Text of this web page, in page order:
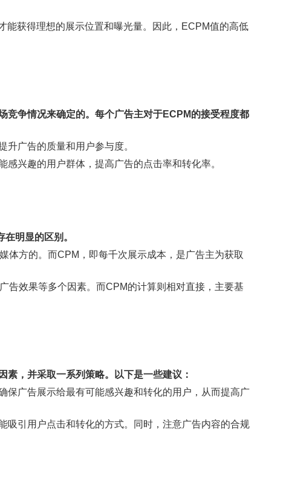
能获得理想的展示位置和曝光量。因此，ECPM值的高低
争情况来确定的。每个广告主对于ECPM的接受程度都
广告的质量和用户参与度。
兴趣的用户群体，提高广告的点击率和转化率。
明显的区别。
体方的。而CPM，即每千次展示成本，是广告主为获取
告效果等多个因素。而CPM的计算则相对直接，主要基
，并采取一系列策略。以下是一些建议：
保广告展示给最有可能感兴趣和转化的用户，从而提高广
吸引用户点击和转化的方式。同时，注意广告内容的合规